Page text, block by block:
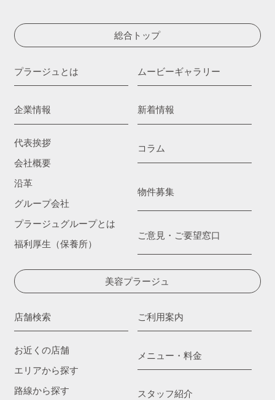
総合トップ
プラージュとは
企業情報
代表挨拶
会社概要
沿革
グループ会社
プラージュグループとは
福利厚生（保養所）
ムービーギャラリー
新着情報
コラム
物件募集
ご意見・ご要望窓口
美容プラージュ
店舗検索
お近くの店舗
エリアから探す
路線から探す
ご利用案内
メニュー・料金
スタッフ紹介